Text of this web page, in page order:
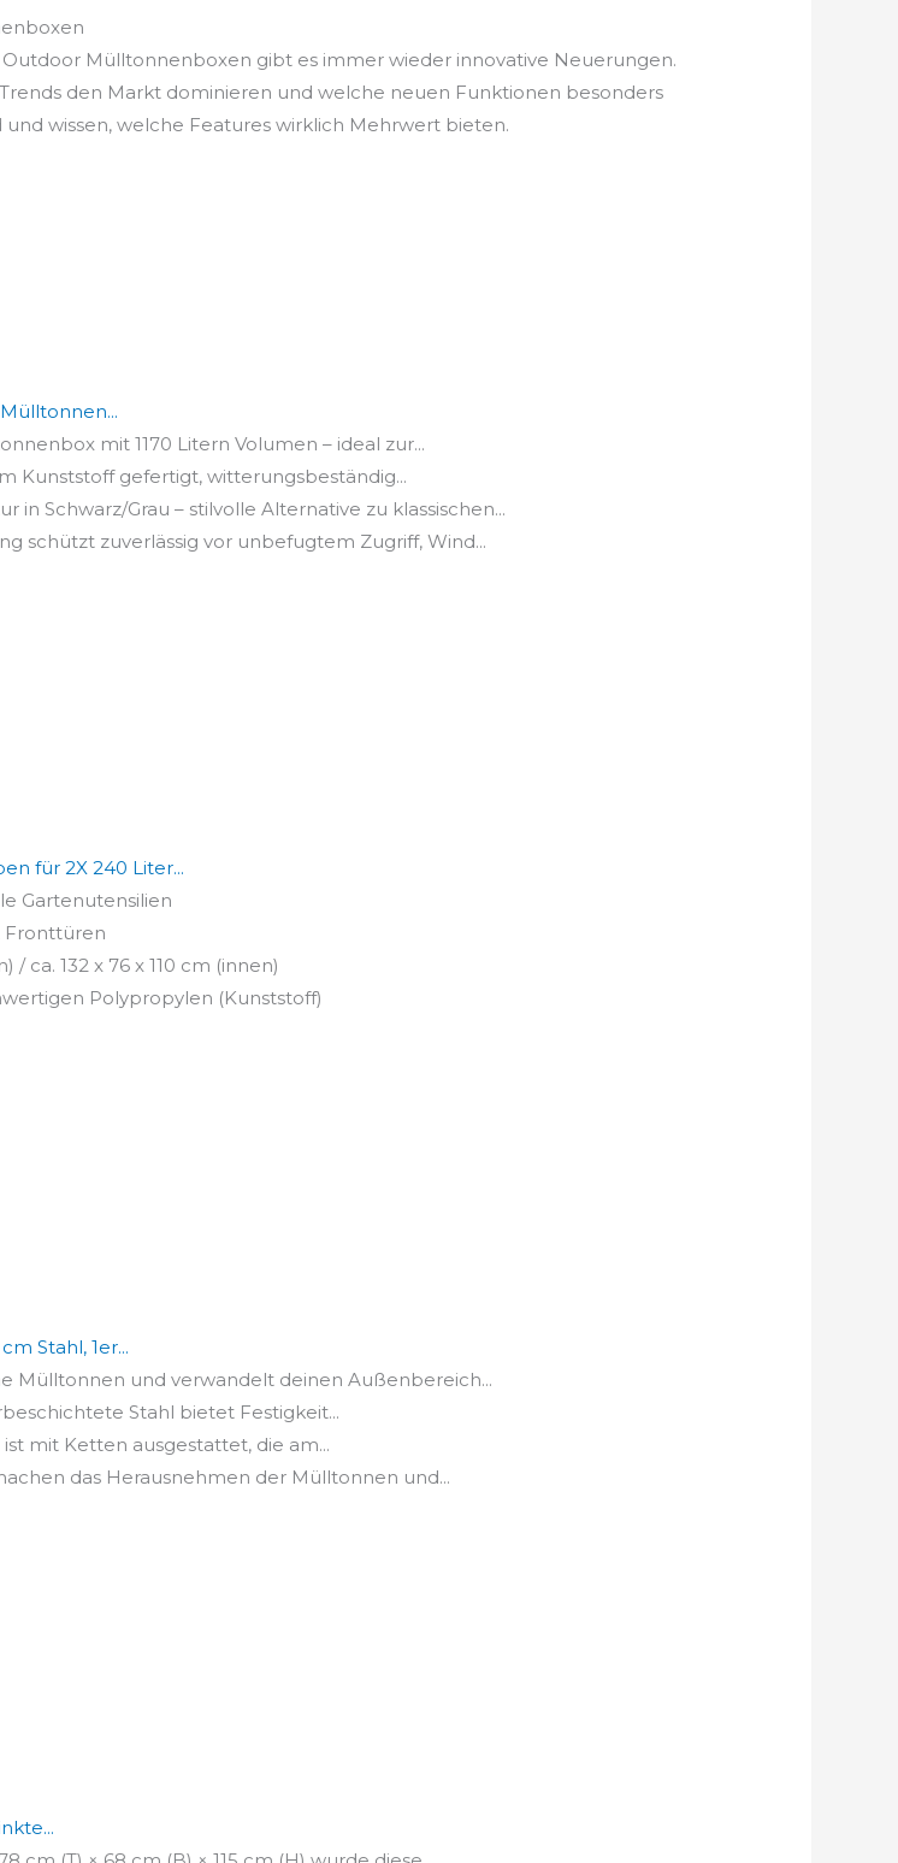
Mülltonnenboxen gibt es immer wieder innovative Neuerungen.
den Markt dominieren und welche neuen Funktionen besonders
wissen, welche Features wirklich Mehrwert bieten.
mit 1170 Litern Volumen – ideal zur...
Kunststoff gefertigt, witterungsbeständig...
in Schwarz/Grau – stilvolle Alternative zu klassischen...
schützt zuverlässig vor unbefugtem Zugriff, Wind...
für 2X 240 Liter...
Gartenutensilien
Fronttüren
/ ca. 132 x 76 x 110 cm (innen)
Polypropylen (Kunststoff)
Stahl, 1er...
Mülltonnen und verwandelt deinen Außenbereich...
Stahl bietet Festigkeit...
mit Ketten ausgestattet, die am...
das Herausnehmen der Mülltonnen und...